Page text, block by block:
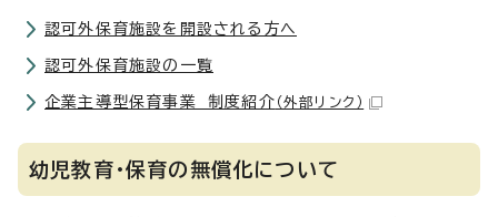
認可外保育施設を開設される方へ
認可外保育施設の一覧
企業主導型保育事業 制度紹介 （外部リンク）
幼児教育・保育の無償化について